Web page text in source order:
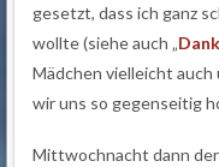
gesetzt, dass ich ganz
wollte (siehe auch „
Mädchen vielleicht
wir uns so gegenseitig
Mittwochnacht dann